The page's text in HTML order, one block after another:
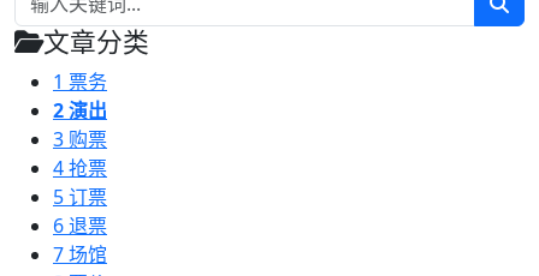
文章分类
1 票务
2演出
3 购票
4抢票
5订票
6退票
7场馆